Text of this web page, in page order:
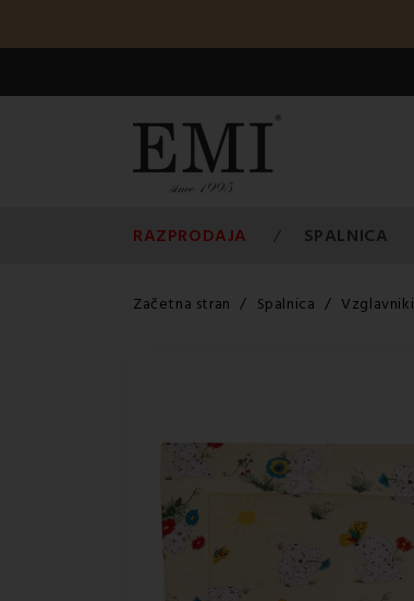
RAZPRODAJA SPALNICA
Začetna stran Spalnica Vzglavniki